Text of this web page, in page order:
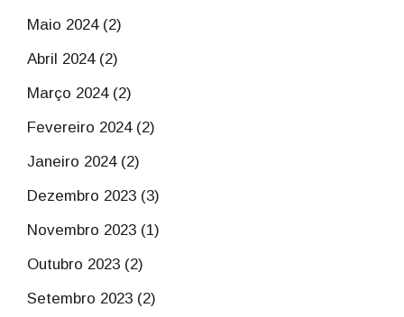
Maio 2024 (2)
Abril 2024 (2)
Março 2024 (2)
Fevereiro 2024 (2)
Janeiro 2024 (2)
Dezembro 2023 (3)
Novembro 2023 (1)
Outubro 2023 (2)
Setembro 2023 (2)